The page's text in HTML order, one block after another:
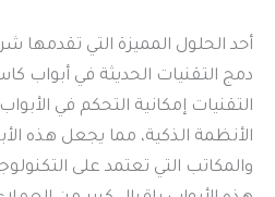
أحد الحلول المميزة التي تقدمها
دمج التقنيات الحديثة في أبواب
التقنيات إمكانية التحكم في
الأنظمة الذكية، مما يجعل هذه
والمكاتب التي تعتمد على